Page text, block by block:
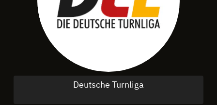
Deutsche Turnliga